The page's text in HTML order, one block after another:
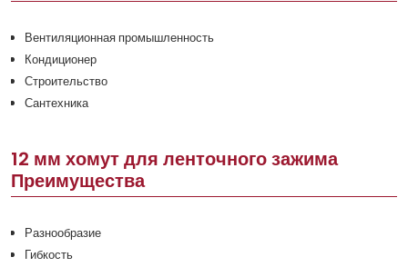
Вентиляционная промышленность
Кондиционер
Строительство
Сантехника
12 мм хомут для ленточного зажима
Преимущества
Разнообразие
Гибкость